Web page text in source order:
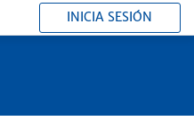
INICIA SESIÓN